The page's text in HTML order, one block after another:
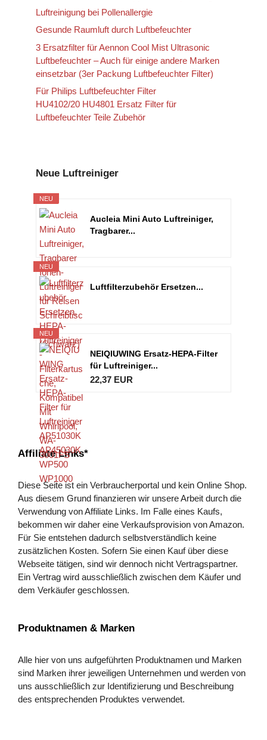
Luftreinigung bei Pollenallergie
Gesunde Raumluft durch Luftbefeuchter
3 Ersatzfilter für Aennon Cool Mist Ultrasonic
Luftbefeuchter – Auch für einige andere Marken
einsetzbar (3er Packung Luftbefeuchter Filter)
Für Philips Luftbefeuchter Filter
HU4102/20 HU4801 Ersatz Filter für
Luftbefeuchter Teile Zubehör
Neue Luftreiniger
NEU
Aucleia Mini Auto Luftreiniger,
Tragbarer...
NEU
Luftfilterzubehör Ersetzen...
NEU
NEIQIUWING Ersatz-HEPA-Filter
für Luftreiniger...
22,37 EUR
Affiliate Links*
Diese Seite ist ein Verbraucherportal und kein Online Shop.
Aus diesem Grund finanzieren wir unsere Arbeit durch die
Verwendung von Affiliate Links. Im Falle eines Kaufs,
bekommen wir daher eine Verkaufsprovision von Amazon.
Für Sie entstehen dadurch selbstverständlich keine
zusätzlichen Kosten. Sofern Sie einen Kauf über diese
Webseite tätigen, sind wir dennoch nicht Vertragspartner.
Ein Vertrag wird ausschließlich zwischen dem Käufer und
dem Verkäufer geschlossen.
Produktnamen & Marken
Alle hier von uns aufgeführten Produktnamen und Marken
sind Marken ihrer jeweiligen Unternehmen und werden von
uns ausschließlich zur Identifizierung und Beschreibung
des entsprechenden Produktes verwendet.